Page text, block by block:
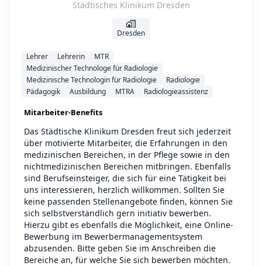
Städtisches Klinikum Dresden
Dresden
Lehrer Lehrerin
MTR
Medizinischer Technologe für Radiologie
Medizinische Technologin für Radiologie
Radiologie
Pädagogik
Ausbildung MTRA Radiologieassistenz
Mitarbeiter-Benefits
Das Städtische Klinikum Dresden freut sich jederzeit
über motivierte Mitarbeiter, die Erfahrungen in den
medizinischen Bereichen, in der Pflege sowie in den
nichtmedizinischen Bereichen mitbringen. Ebenfalls
sind Berufseinsteiger, die sich für eine Tätigkeit bei
uns interessieren, herzlich willkommen. Sollten Sie
keine passenden Stellenangebote finden, können Sie
sich selbstverständlich gern initiativ bewerben.
Hierzu gibt es ebenfalls die Möglichkeit, eine Online-
Bewerbung im Bewerbermanagementsystem
abzusenden. Bitte geben Sie im Anschreiben die
Bereiche an, für welche Sie sich bewerben möchten.